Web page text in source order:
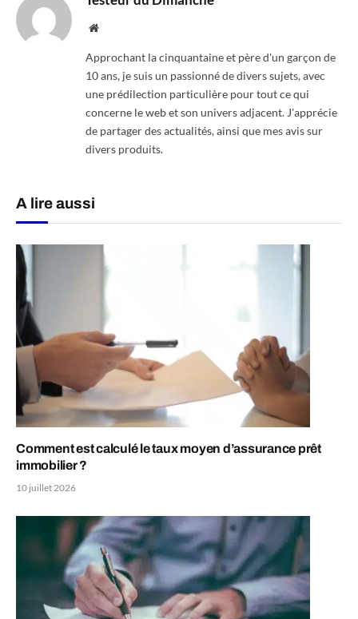
Website
Approchant la cinquantaine et père d'un garçon de
10 ans, je suis un passionné de divers sujets, avec
une prédilection particulière pour tout ce qui
concerne le web et son univers adjacent. J'apprécie
de partager des actualités, ainsi que mes avis sur
divers produits.
A lire aussi
Comment est calculé le taux moyen d’assurance prêt
immobilier ?
10 juillet 2026